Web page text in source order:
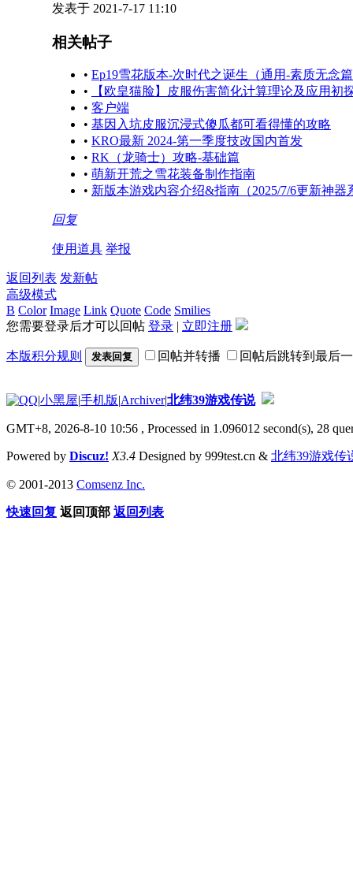
发表于 2021-7-17 11:10
相关帖子
• Ep19雪花版本-次时代之诞生（通用-素质无念
•
【欧皇猫脸】皮服伤害简化计算理论及应用初
• 客户端
• 基因入坑皮服沉浸式傻瓜都可看得懂的攻略
• KRO最新 2024-第一季度技改国内首发
• RK（龙骑士）攻略-基础篇
• 萌新开荒之雪花装备制作指南
• 新版本游戏内容介绍&指南（2025/7/6更新神器
回复
使用道具 举报
返回列表 发新帖
高级模式
B Color Image Link Quote Code Smilies
您需要登录后才可以回帖 登录 | 立即注册
本版积分规则 发表回复 回帖并转播 回帖后跳转到最后
|小黑屋|手机版|Archiver|北纬39游戏传说
GMT+8, 2026-8-10 10:56 , Processed in 1.096012 second(s), 28
Powered by Discuz! X3.4 Designed by 999test.cn & 北纬39游戏传
© 2001-2013 Comsenz Inc.
快速回复 返回顶部 返回列表